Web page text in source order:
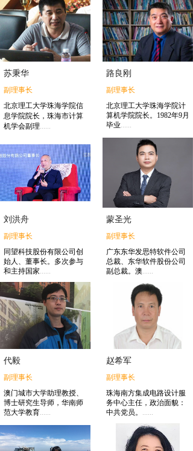
苏秉华
副理事长
北京理工大学珠海学院信
息学院院长，珠海市计算
机学会副理......
路良刚
副理事长
北京理工大学珠海学院计
算机学院院长。1982年9月
毕业......
刘洪舟
副理事长
同望科技股份有限公司创
始人、董事长。多次参与
和主持国家......
蒙圣光
副理事长
广东东华发思特软件公司
总裁、东华软件股份公司
副总裁。 澳......
代毅
副理事长
澳门城市大学助理教授、
博士研究生导师，华南师
范大学教育......
赵希军
副理事长
珠海南方集成电路设计服
务中心主任，政治面貌：
中共党员。 ......